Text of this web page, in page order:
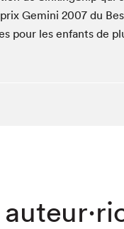
Gemini 2007 du
pour les enfants de